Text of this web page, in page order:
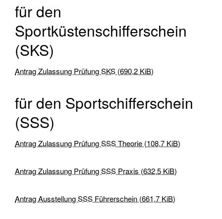
UKW-
Binnen
(UBI)
Schein
Veranstaltungen
Praxis
Jollensegeln
Sbf
Autodidakten)
für den
Sportküstenschifferschein
(SKS)
Antrag Zulassung Prüfung SKS (690,2 KiB)
für den Sportschifferschein
(SSS)
Antrag Zulassung Prüfung SSS Theorie (108,7 KiB)
Antrag Zulassung Prüfung SSS Praxis (632,5 KiB)
Antrag Ausstellung SSS Führerschein (661,7 KiB)